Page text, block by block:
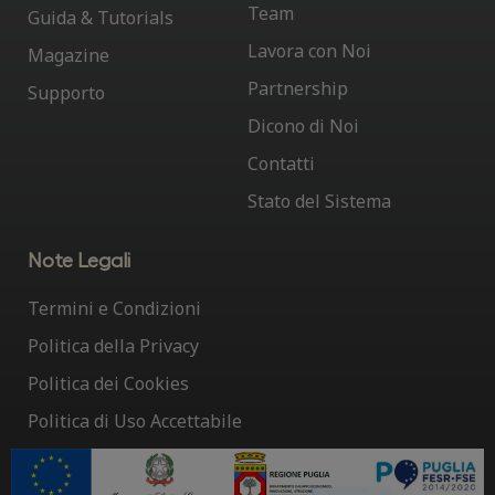
Guida & Tutorials
Magazine
Supporto
Team
Lavora con Noi
Partnership
Dicono di Noi
Contatti
Stato del Sistema
Note Legali
Termini e Condizioni
Politica della Privacy
Politica dei Cookies
Politica di Uso Accettabile